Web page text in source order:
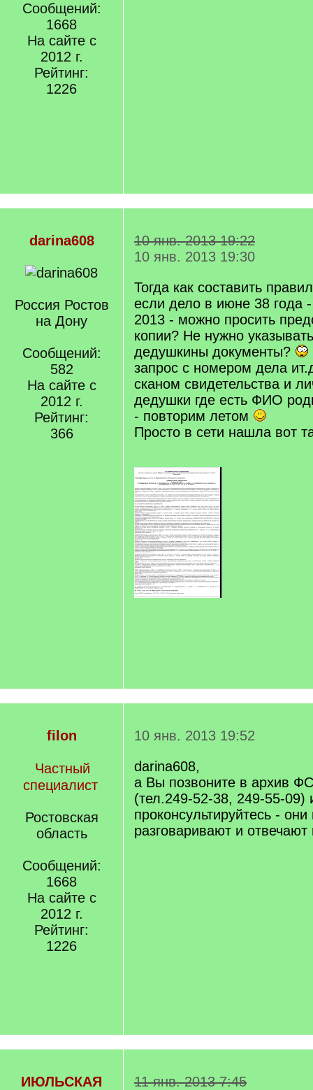
Сообщений:
1668
На сайте с
2012 г.
Рейтинг:
1226
darina608
Россия Ростов
на Дону
Сообщений:
582
На сайте с
2012 г.
Рейтинг:
366
10 янв. 2013 19:22
10 янв. 2013 19:30
Тогда как составить
если дело в июне 38 года
2013 - можно просить
копии? Не нужно
дедушкины документы?
запрос с номером дела
сканом свидетельства и
дедушки где есть ФИО
- повторим летом
Просто в сети нашла вот
filon
Частный
специалист
Ростовская
область
Сообщений:
1668
На сайте с
2012 г.
Рейтинг:
1226
10 янв. 2013 19:52
darina608,
а Вы позвоните в архив
(тел.249-52-38, 249-55-09)
проконсультируйтесь -
разговаривают и
ИЮЛЬСКАЯ 11 янв. 2013 7:45